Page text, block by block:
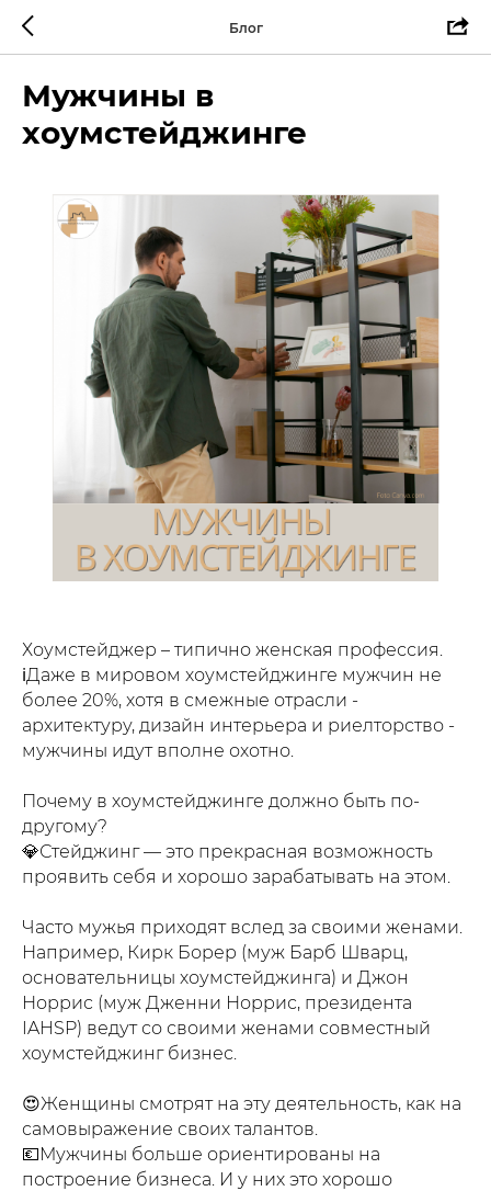
Блог
Мужчины в
хоумстейджинге
Хоумстейджер – типично женская профессия.⁣⁣⠀
ℹ️Даже в мировом хоумстейджинге мужчин не
более 20%, хотя в смежные отрасли -
архитектуру, дизайн интерьера и риелторство -
мужчины идут вполне охотно.
Почему в хоумстейджинге должно быть по-
другому?⁣⁣⠀
💎Стейджинг — это прекрасная возможность
проявить себя и хорошо зарабатывать на этом.
Часто мужья приходят вслед за своими женами.
Например, Кирк Борер (муж Барб Шварц,
основательницы хоумстейджинга) и Джон
Норрис (муж Дженни Норрис, президента
IAHSP) ведут со своими женами совместный
хоумстейджинг бизнес.
😍Женщины смотрят на эту деятельность, как на
самовыражение своих талантов.⁣⁣⠀
💶Мужчины больше ориентированы на
построение бизнеса. И у них это хорошо